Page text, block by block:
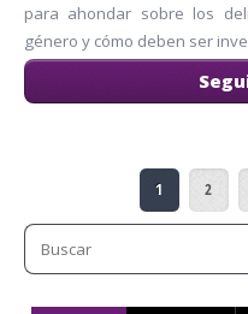
para ahondar sobre los
género y cómo deben ser
1 2